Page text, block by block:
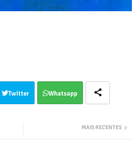
Twitter Whatsapp
MAIS RECENTES